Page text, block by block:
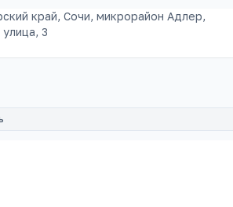
край, Сочи, микрорайон Адлер,
3